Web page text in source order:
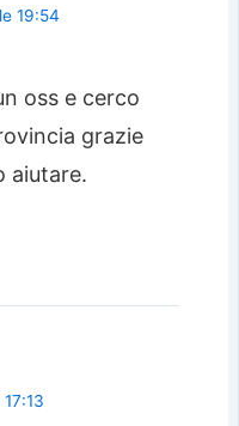
19:54
oss e cerco
grazie
aiutare.